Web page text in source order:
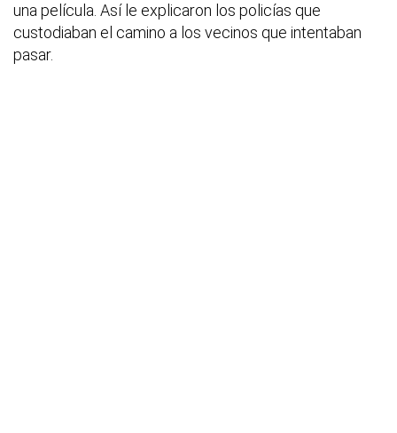
una película. Así le explicaron los policías que
custodiaban el camino a los vecinos que intentaban
pasar.